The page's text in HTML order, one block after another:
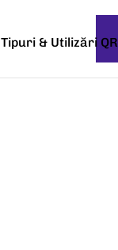
Tipuri & Utilizări QR